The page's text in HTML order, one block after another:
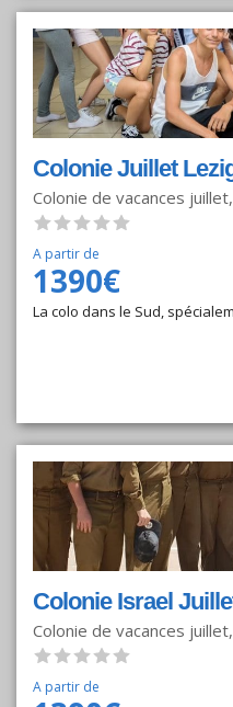
Colonie Juillet
Colonie de vacances
A partir de
1390€
La colo dans le Sud,
Colonie Israel
Colonie de vacances
A partir de